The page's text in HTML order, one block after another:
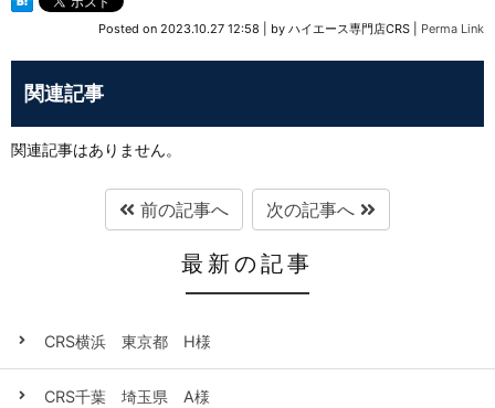
Posted on 2023.10.27 12:58 by ハイエース専門店CRS Perma Link
関連記事
関連記事はありません。
前の記事へ 次の記事へ
最新の記事
CRS横浜 東京都 H様
CRS千葉 埼玉県 A様